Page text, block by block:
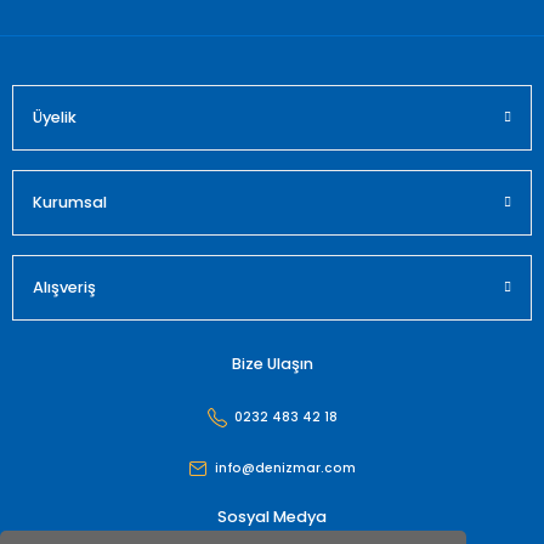
Üyelik
Kurumsal
Alışveriş
Bize Ulaşın
0232 483 42 18
info@denizmar.com
Sosyal Medya